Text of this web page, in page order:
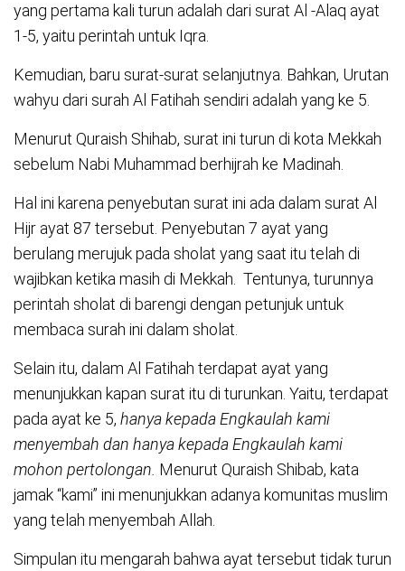
yang pertama kali turun adalah dari surat Al -Alaq ayat
1-5, yaitu perintah untuk Iqra.
Kemudian, baru surat-surat selanjutnya. Bahkan, Urutan
wahyu dari surah Al Fatihah sendiri adalah yang ke 5.
Menurut Quraish Shihab, surat ini turun di kota Mekkah
sebelum Nabi Muhammad berhijrah ke Madinah.
Hal ini karena penyebutan surat ini ada dalam surat Al
Hijr ayat 87 tersebut. Penyebutan 7 ayat yang
berulang merujuk pada sholat yang saat itu telah di
wajibkan ketika masih di Mekkah. Tentunya, turunnya
perintah sholat di barengi dengan petunjuk untuk
membaca surah ini dalam sholat.
Selain itu, dalam Al Fatihah terdapat ayat yang
menunjukkan kapan surat itu di turunkan. Yaitu, terdapat
pada ayat ke 5, hanya kepada Engkaulah kami
menyembah dan hanya kepada Engkaulah kami
mohon pertolongan. Menurut Quraish Shibab, kata
jamak “kami” ini menunjukkan adanya komunitas muslim
yang telah menyembah Allah.
Simpulan itu mengarah bahwa ayat tersebut tidak turun